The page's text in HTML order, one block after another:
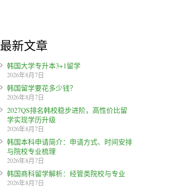
最新文章
韩国大学专升本3+1留学
2026年8月7日
韩国留学要花多少钱？
2026年8月7日
2027QS排名韩校稳步进阶，高性价比留
学实现学历升级
2026年8月7日
韩国本科申请简介：申请方式、时间安排
与院校专业梳理
2026年8月7日
韩国商科留学解析：经管类院校与专业
2026年8月7日